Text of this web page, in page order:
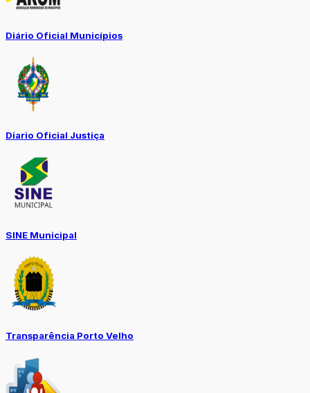
Diário Oficial Municípios
Diario Oficial Justiça
SINE Municipal
Transparência Porto Velho